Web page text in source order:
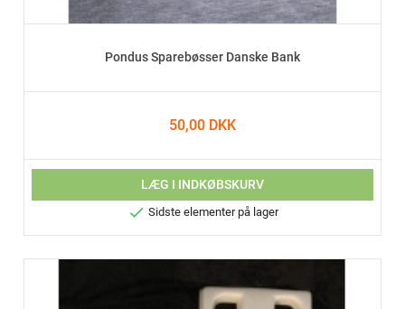
Pondus Sparebøsser Danske Bank
50,00 DKK
LÆG I INDKØBSKURV
 Sidste elementer på lager